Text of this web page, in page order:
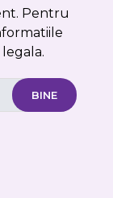
Pentru